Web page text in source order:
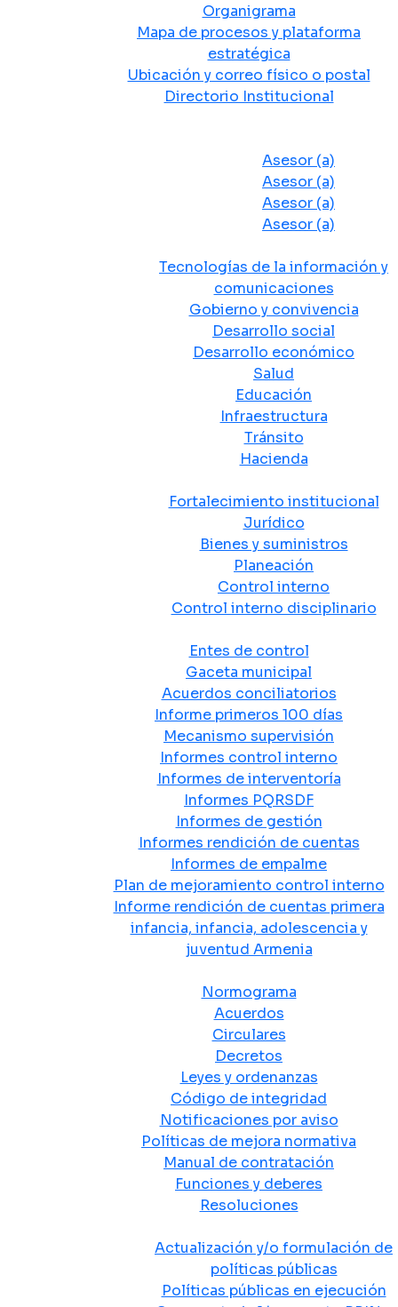
Organigrama
Mapa de procesos y plataforma
estratégica
Ubicación y correo físico o postal
Directorio Institucional
Asesor (a)
Asesor (a)
Asesor (a)
Asesor (a)
Tecnologías de la información y
comunicaciones
Gobierno y convivencia
Desarrollo social
Desarrollo económico
Salud
Educación
Infraestructura
Tránsito
Hacienda
Fortalecimiento institucional
Jurídico
Bienes y suministros
Planeación
Control interno
Control interno disciplinario
Entes de control
Gaceta municipal
Acuerdos conciliatorios
Informe primeros 100 días
Mecanismo supervisión
Informes control interno
Informes de interventoría
Informes PQRSDF
Informes de gestión
Informes rendición de cuentas
Informes de empalme
Plan de mejoramiento control interno
Informe rendición de cuentas primera
infancia, infancia, adolescencia y
juventud Armenia
Normograma
Acuerdos
Circulares
Decretos
Leyes y ordenanzas
Código de integridad
Notificaciones por aviso
Políticas de mejora normativa
Manual de contratación
Funciones y deberes
Resoluciones
Actualización y/o formulación de
políticas públicas
Políticas públicas en ejecución